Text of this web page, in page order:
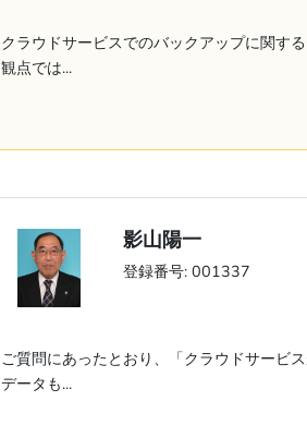
クラウドサービスでのバックアップに関す
観点では...
影山陽一
登録番号: 001337
ご質問にあったとおり、「クラウドサービ
データも...